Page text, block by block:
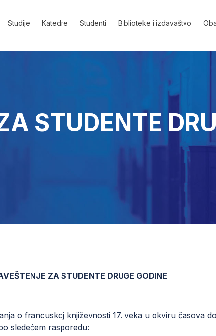
Studije Katedre Studenti Biblioteke i izdavaštvo
STUDENTE
ZA STUDENTE DRUGE GODINE
o francuskoj književnosti 17. veka u okviru časova
sledećem rasporedu: